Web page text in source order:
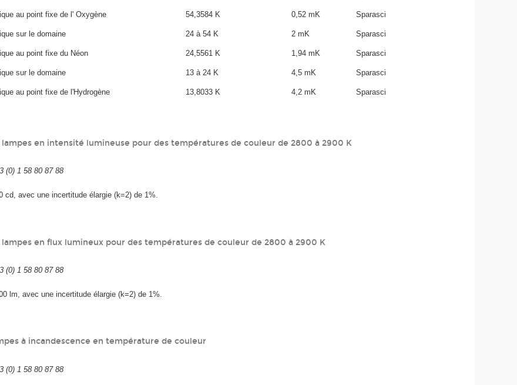
au point fixe de l' Oxygène 54,3584 K 0,52 mK Sparasci
sur le domaine 24 à 54 K 2 mK Sparasci
au point fixe du Néon 24,5561 K 1,94 mK Sparasci
sur le domaine 13 à 24 K 4,5 mK Sparasci
au point fixe de l'Hydrogène 13,8033 K 4,2 mK Sparasci
lampes en intensité lumineuse pour des températures de couleur de 2800 à 2900 K
(0) 1 58 80 87 88
cd, avec une incertitude élargie (k=2) de 1%.
lampes en flux lumineux pour des températures de couleur de 2800 à 2900 K
(0) 1 58 80 87 88
lm, avec une incertitude élargie (k=2) de 1%.
à incandescence en température de couleur
(0) 1 58 80 87 88